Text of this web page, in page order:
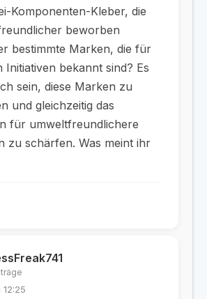
Komponenten-Kleber, die
beworben
bestimmte Marken, die für
Initiativen bekannt sind? Es
sein, diese Marken zu
und gleichzeitig das
für umweltfreundlichere
zu schärfen. Was meint ihr
12:25